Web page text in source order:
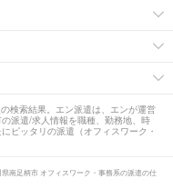
検索結果。エン派遣は、エンが運営
派遣/求人情報を職種、勤務地、時
ピッタリの派遣（オフィスワーク・
県南足柄市 オフィスワーク・事務系の派遣の仕